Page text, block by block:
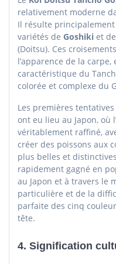
relativement moderne
Il résulte principalement
variétés de Goshiki et
(Doitsu). Ces
l’apparence de la
caractéristique du
colorée et complexe du
Les premières
ont eu lieu au Japon, où
véritablement raffiné,
créer des poissons aux
plus belles et
rapidement gagné en
au Japon et à travers le
particulière et de la
parfaite des cinq
tête.
4. Signification